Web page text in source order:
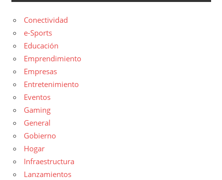
Conectividad
e-Sports
Educación
Emprendimiento
Empresas
Entretenimiento
Eventos
Gaming
General
Gobierno
Hogar
Infraestructura
Lanzamientos